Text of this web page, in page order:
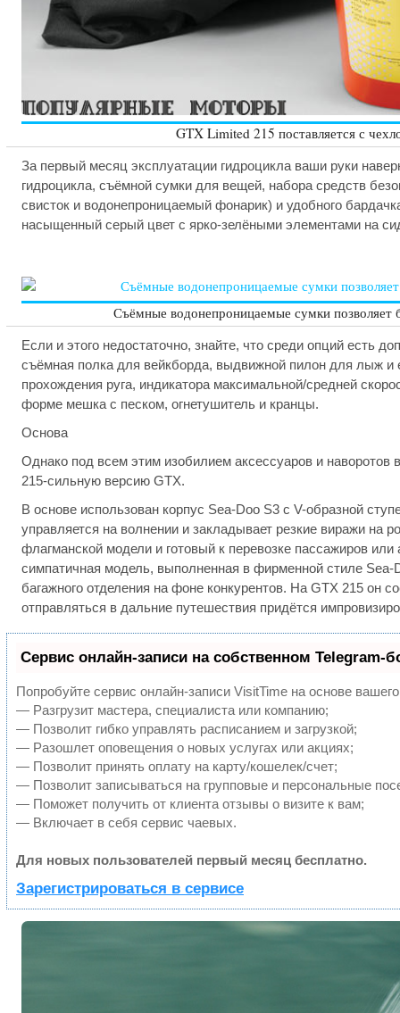
GTX Limited 215 поставляется с
За первый месяц эксплуатации гидроцикла ваши руки
гидроцикла, съёмной сумки для вещей, набора средств
свисток и водонепроницаемый фонарик) и удобного
насыщенный серый цвет с ярко-зелёными элементами на
Съёмные водонепроницаемые сумки
Если и этого недостаточно, знайте, что среди опций есть
съёмная полка для вейкборда, выдвижной пилон для лыж
прохождения руга, индикатора максимальной/средней
форме мешка с песком, огнетушитель и кранцы.
Основа
Однако под всем этим изобилием аксессуаров и
215-сильную версию GTX.
В основе использован корпус Sea-Doo S3 с V-образной
управляется на волнении и закладывает резкие виражи
флагманской модели и готовый к перевозке пассажиров
симпатичная модель, выполненная в фирменной стиле
багажного отделения на фоне конкурентов. На GTX 215 он
отправляться в дальние путешествия придётся
Сервис онлайн-записи на собственном Telegram-
Попробуйте сервис онлайн-записи VisitTime на основе
— Разгрузит мастера, специалиста или компанию;
— Позволит гибко управлять расписанием и загрузкой;
— Разошлет оповещения о новых услугах или акциях;
— Позволит принять оплату на карту/кошелек/счет;
— Позволит записываться на групповые и персональные
— Поможет получить от клиента отзывы о визите к вам;
— Включает в себя сервис чаевых.
Для новых пользователей первый месяц бесплатно.
Зарегистрироваться в сервисе